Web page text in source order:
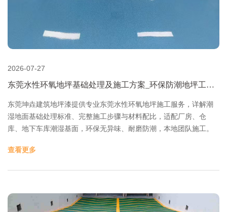
2026-07-27
东莞水性环氧地坪基础处理及施工方案_环保防潮地坪工艺-
东莞坤垚建筑地坪漆提供专业东莞水性环氧地坪施工服务，详解潮
湿地面基础处理标准、完整施工步骤与材料配比，适配厂房、仓
库、地下车库潮湿基面，环保无异味、耐磨防潮，本地团队施工。
查看更多